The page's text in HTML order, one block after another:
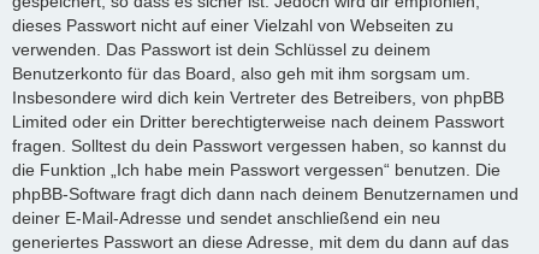
dieses Passwort nicht auf einer Vielzahl von Webseiten zu
verwenden. Das Passwort ist dein Schlüssel zu deinem
Benutzerkonto für das Board, also geh mit ihm sorgsam um.
Insbesondere wird dich kein Vertreter des Betreibers, von phpBB
Limited oder ein Dritter berechtigterweise nach deinem Passwort
fragen. Solltest du dein Passwort vergessen haben, so kannst du
die Funktion „Ich habe mein Passwort vergessen“ benutzen. Die
phpBB-Software fragt dich dann nach deinem Benutzernamen und
deiner E-Mail-Adresse und sendet anschließend ein neu
generiertes Passwort an diese Adresse, mit dem du dann auf das